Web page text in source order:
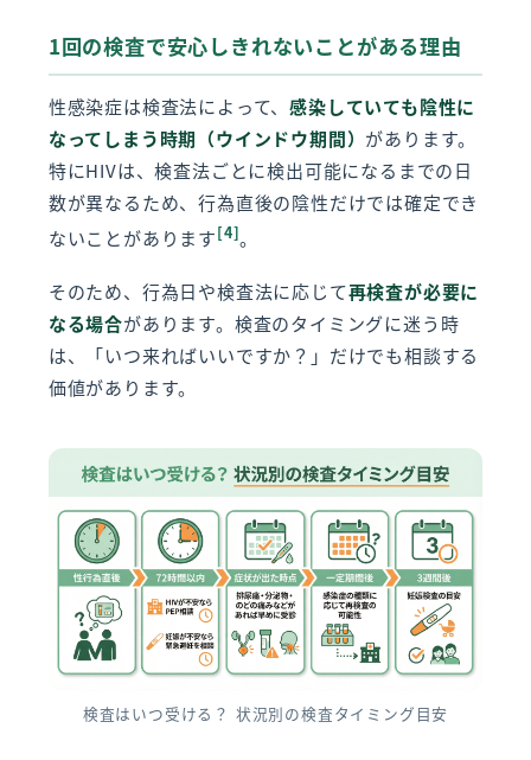
1回の検査で安心しきれないことがある理由
性感染症は検査法によって、感染していても陰性に
なってしまう時期（ウインドウ期間） があります。
特にHIVは、検査法ごとに検出可能になるまでの日
数が異なるため、行為直後の陰性だけでは確定でき
ないことがあります[4]。
そのため、行為日や検査法に応じて再検査が必要に
なる場合があります。検査のタイミングに迷う時
は、「いつ来ればいいですか？」だけでも相談する
価値があります。
検査はいつ受ける？ 状況別の検査タイミング目安